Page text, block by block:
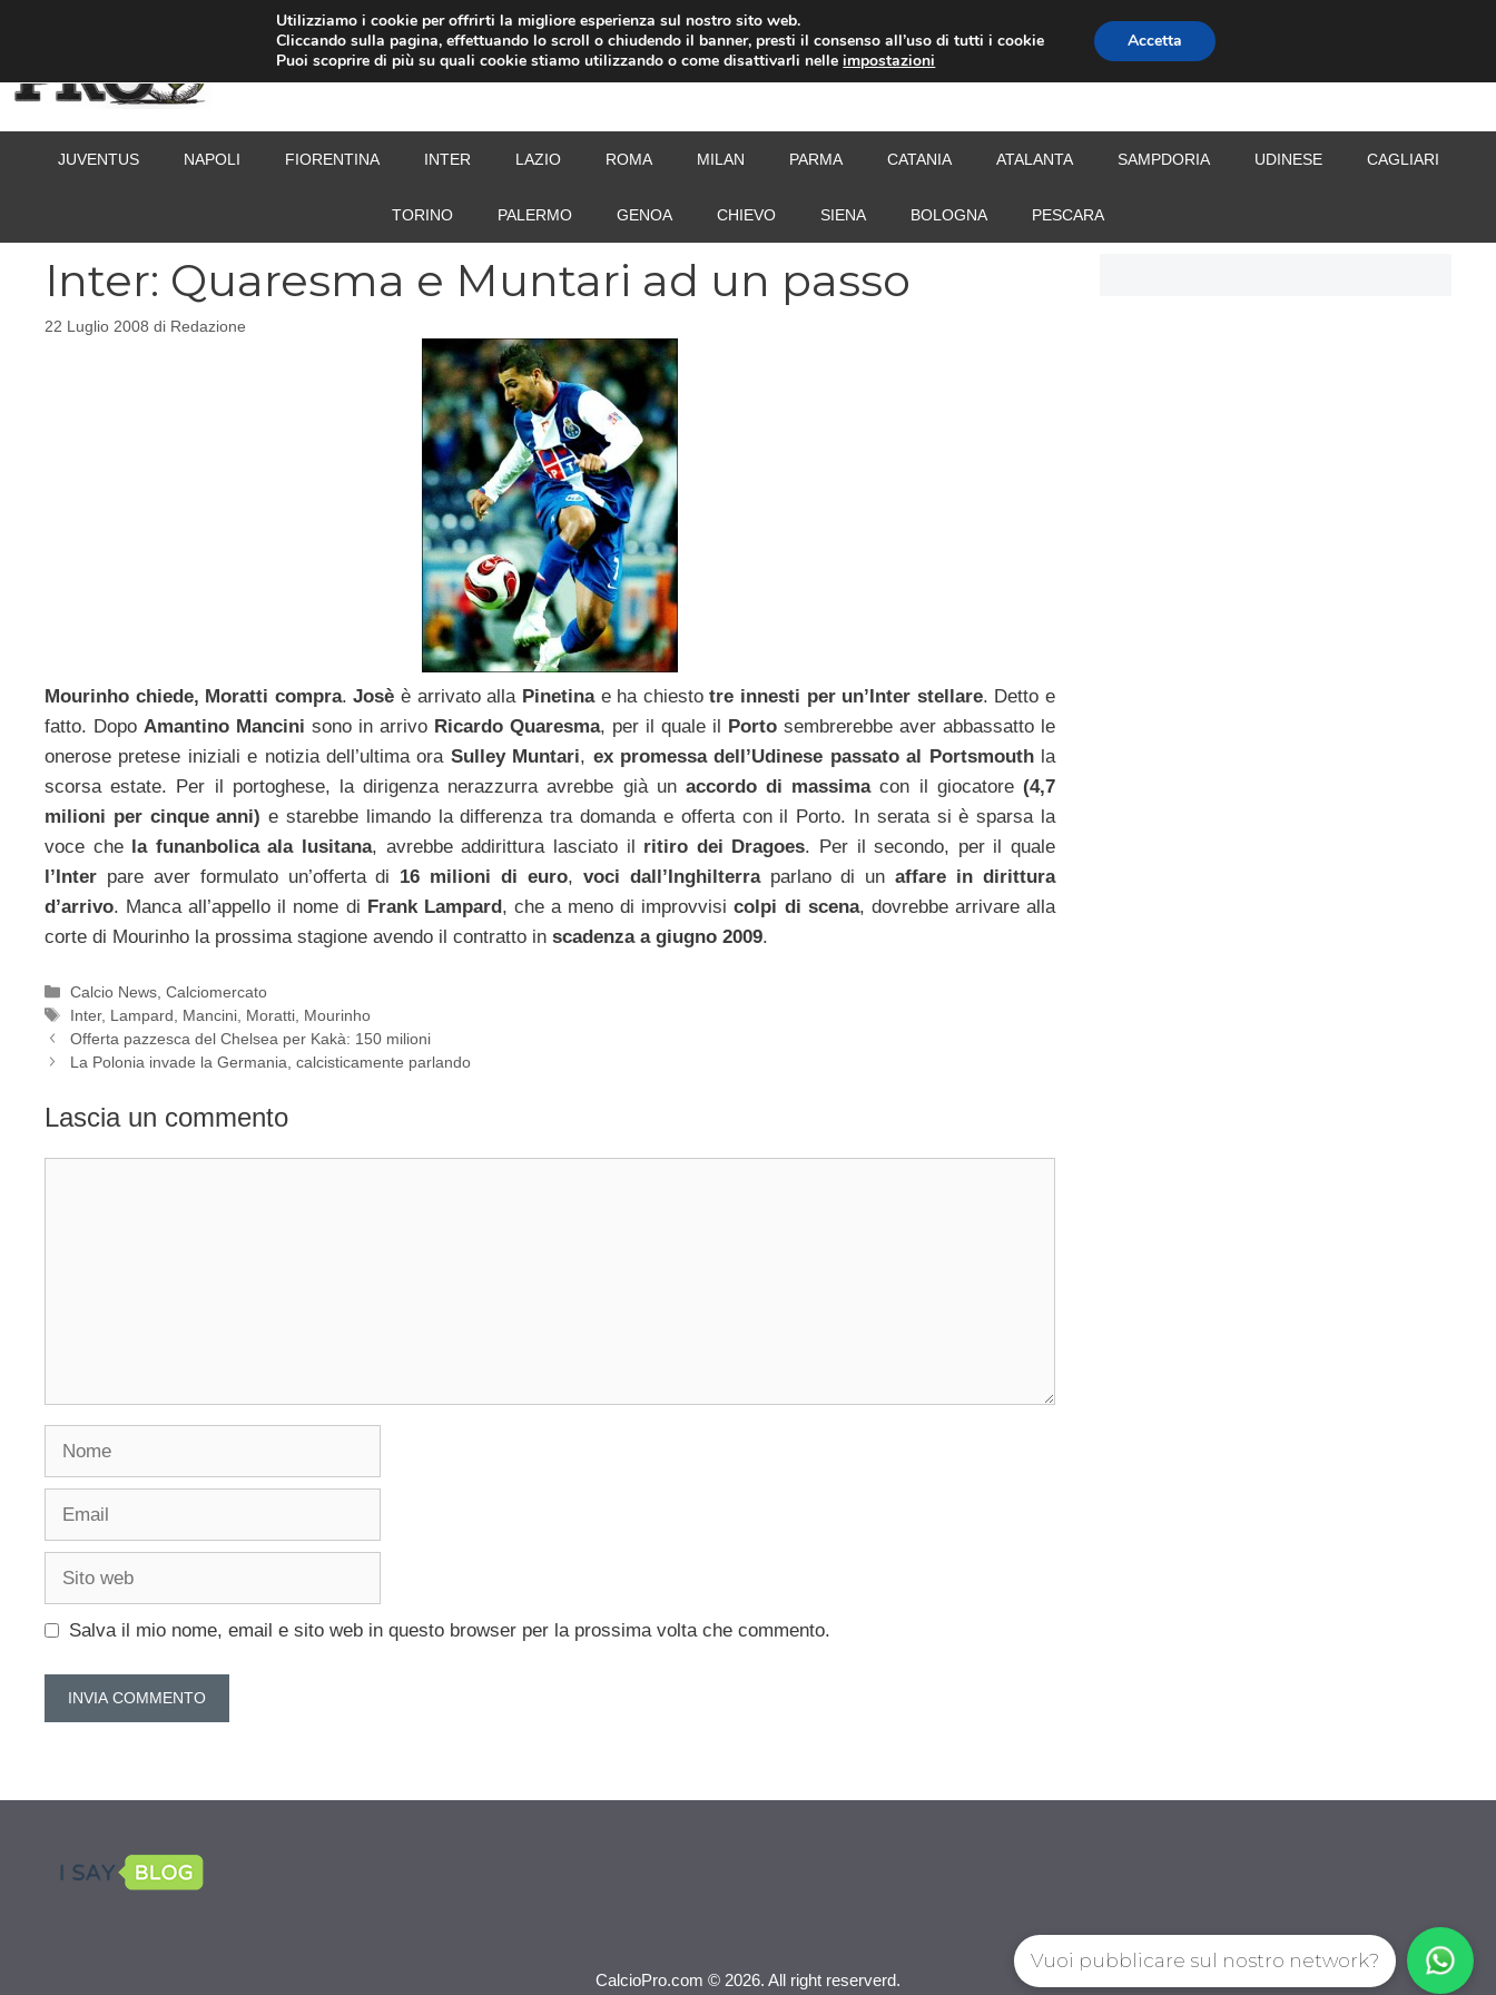
CALCIOMERCATO
JUVENTUS NAPOLI FIORENTINA INTER LAZIO ROMA MILAN PARMA CATANIA ATALANTA SAMPDORIA UDINESE CAGLIARI
TORINO PALERMO GENOA CHIEVO SIENA BOLOGNA PESCARA
Inter: Quaresma e Muntari ad un passo
22 Luglio 2008 di Redazione
Mourinho chiede, Moratti compra.Josè è arrivato alla Pinetina e ha chiestotre innesti per un’Inter stellare. Detto e
fatto. Dopo Amantino Mancini sono in arrivo Ricardo Quaresma, per il quale il Porto sembrerebbe aver abbassatto le
onerose pretese iniziali e notizia dell’ultima ora Sulley Muntari, ex promessa dell’Udinese passato al Portsmouth la
scorsa estate. Per il portoghese, la dirigenza nerazzurra avrebbe già un accordo di massimacon il giocatore(4,7
milioni per cinque anni) e starebbe limando la differenza tra domanda e offerta con il Porto. In serata si è sparsa la
voce che
la funanbolica ala lusitana, avrebbe addirittura lasciato il ritiro dei Dragoes. Per il secondo, per il quale
l’Inter pare aver formulato un’offerta di 16 milioni di euro, voci dall’Inghilterra parlano di unaffare in dirittura
d’arrivo. Manca all’appello il nome di Frank Lampard , che a meno di improvvisicolpi di scena, dovrebbe arrivare alla
corte di Mourinho la prossima stagione avendo il contratto in scadenza a giugno 2009.
Categorie
Calcio News ,Calciomercato
Tag
Inter, Lampard Mancini Moratti Mourinho
Offerta pazzesca del Chelsea per Kakà: 150 milioni
La Polonia invade la Germania, calcisticamente parlando
Lascia un commento
Nome
Email
Sito
Salva il mio nome, email e sito web in questo browser per la prossima volta che commento.
CalcioPro.com © 2026. All right reserverd.
Utilizziamo i cookie per offrirti la migliore esperienza sul nostro sito web.
Cliccando sulla pagina, effettuando lo scroll o chiudendo il banner, presti il consenso all’uso di tutti i cookie
Puoi scoprire di più su quali cookie stiamo utilizzando o come disattivarli nelleimpostazioni
Accetta
Vuoi pubblicare sul nostro network?